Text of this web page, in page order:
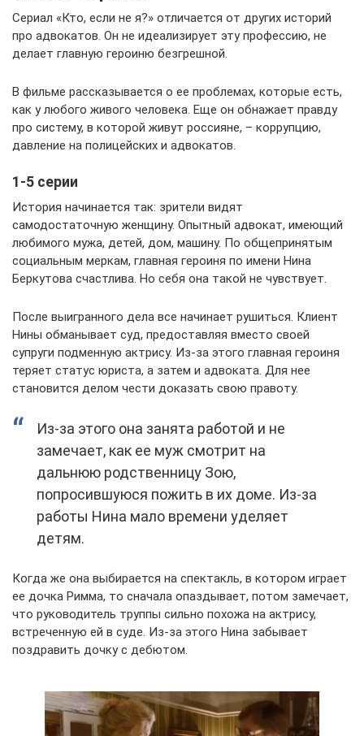
Сериал «Кто, если не я?» отличается от других историй
про адвокатов. Он не идеализирует эту профессию, не
делает главную героиню безгрешной.
В фильме рассказывается о ее проблемах, которые есть,
как у любого живого человека. Еще он обнажает правду
про систему, в которой живут россияне, – коррупцию,
давление на полицейских и адвокатов.
1-5 серии
История начинается так: зрители видят
самодостаточную женщину. Опытный адвокат, имеющий
любимого мужа, детей, дом, машину. По общепринятым
социальным меркам, главная героиня по имени Нина
Беркутова счастлива. Но себя она такой не чувствует.
После выигранного дела все начинает рушиться. Клиент
Нины обманывает суд, предоставляя вместо своей
супруги подменную актрису. Из-за этого главная героиня
теряет статус юриста, а затем и адвоката. Для нее
становится делом чести доказать свою правоту.
Из-за этого она занята работой и не
замечает, как ее муж смотрит на
дальнюю родственницу Зою,
попросившуюся пожить в их доме. Из-за
работы Нина мало времени уделяет
детям.
Когда же она выбирается на спектакль, в котором играет
ее дочка Римма, то сначала опаздывает, потом замечает,
что руководитель труппы сильно похожа на актрису,
встреченную ей в суде. Из-за этого Нина забывает
поздравить дочку с дебютом.